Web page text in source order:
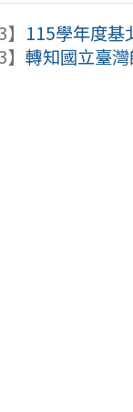
115學年度基
】轉知國立臺